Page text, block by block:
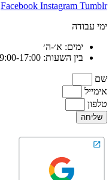
Facebook Instagram Tumblr
ימי עבודה
ימים: א׳-ה׳
בין השעות: 09:00-17:00
שם
אימייל
טלפון
שליחה